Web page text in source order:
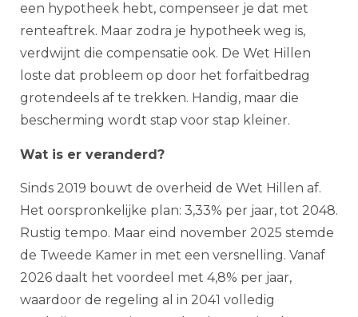
een hypotheek hebt, compenseer je dat met
renteaftrek. Maar zodra je hypotheek weg is,
verdwijnt die compensatie ook. De Wet Hillen
loste dat probleem op door het forfaitbedrag
grotendeels af te trekken. Handig, maar die
bescherming wordt stap voor stap kleiner.
Wat is er veranderd?
Sinds 2019 bouwt de overheid de Wet Hillen af.
Het oorspronkelijke plan: 3,33% per jaar, tot 2048.
Rustig tempo. Maar eind november 2025 stemde
de Tweede Kamer in met een versnelling. Vanaf
2026 daalt het voordeel met 4,8% per jaar,
waardoor de regeling al in 2041 volledig